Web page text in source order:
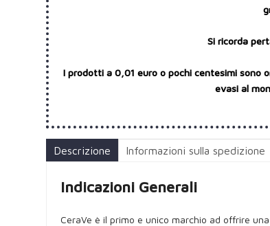
Si ricorda
I prodotti a 0,01 euro o pochi centesimi sono
evasi al
Descrizione Informazioni sulla spedizione
Indicazioni Generali
CeraVe è il primo e unico marchio ad offrire